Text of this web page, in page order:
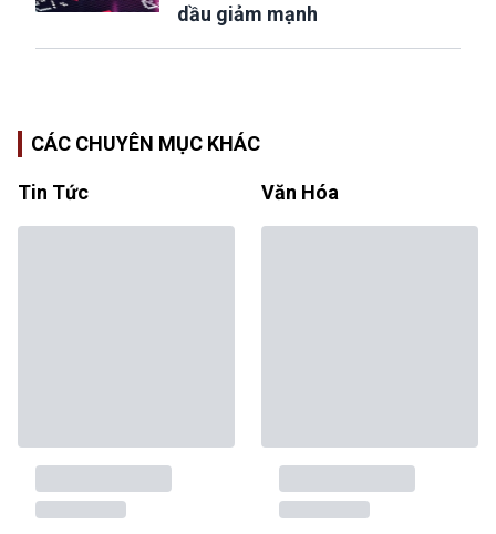
dầu giảm mạnh
CÁC CHUYÊN MỤC KHÁC
Tin Tức Văn Hóa